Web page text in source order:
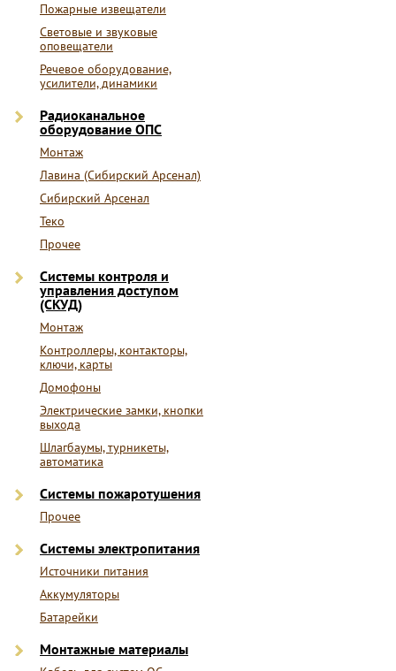
Пожарные извещатели
Световые и звуковые
оповещатели
Речевое оборудование,
усилители, динамики
Радиоканальное
оборудование ОПС
Монтаж
Лавина (Сибирский Арсенал)
Сибирский Арсенал
Теко
Прочее
Системы контроля и
управления доступом
(СКУД)
Монтаж
Контроллеры, контакторы,
ключи, карты
Домофоны
Электрические замки, кнопки
выхода
Шлагбаумы, турникеты,
автоматика
Системы пожаротушения
Прочее
Системы электропитания
Источники питания
Аккумуляторы
Батарейки
Монтажные материалы